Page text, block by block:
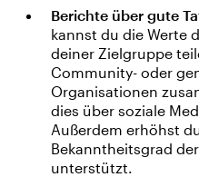
Berichte über gute
kannst du die Werte
deiner Zielgruppe
Community- oder
Organisationen
dies über soziale
Außerdem erhöhst
Bekanntheitsgrad
unterstützt.